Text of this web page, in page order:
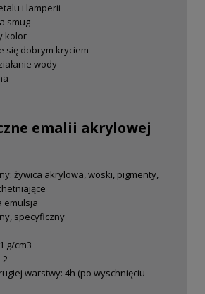
i lamperii
smug
kolor
się dobrym kryciem
wody
emalii akrylowej
żywica akrylowa, woski, pigmenty,
emulsja
specyficzny
g/cm3
2
warstwy: 4h (po wyschnięciu